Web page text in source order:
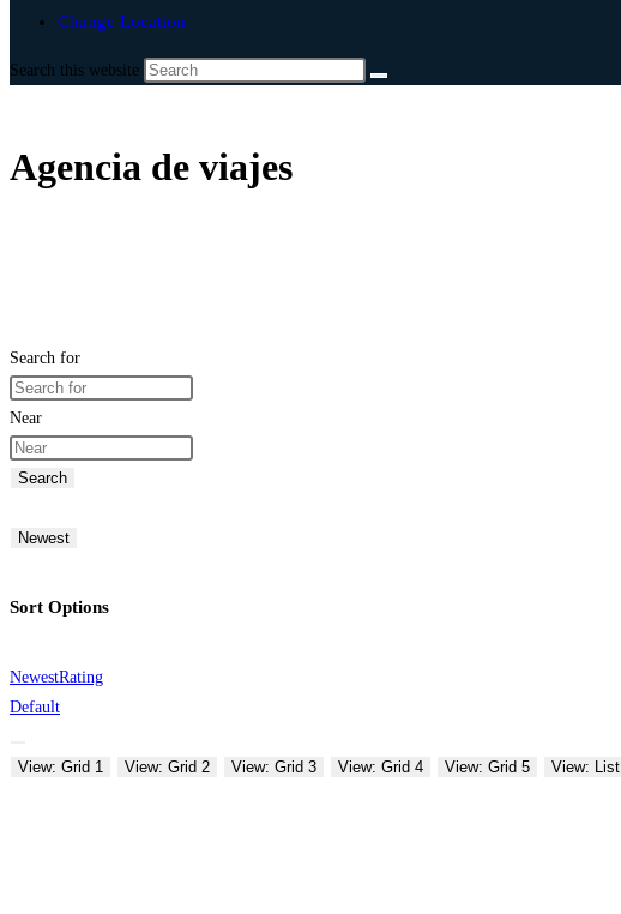
Change Location
Search this website
Agencia de viajes
Search for
Near
Search
Newest
Sort Options
NewestRating
Default
View: Grid 1 View: Grid 2 View: Grid 3 View: Grid 4 View: Grid 5 View: List